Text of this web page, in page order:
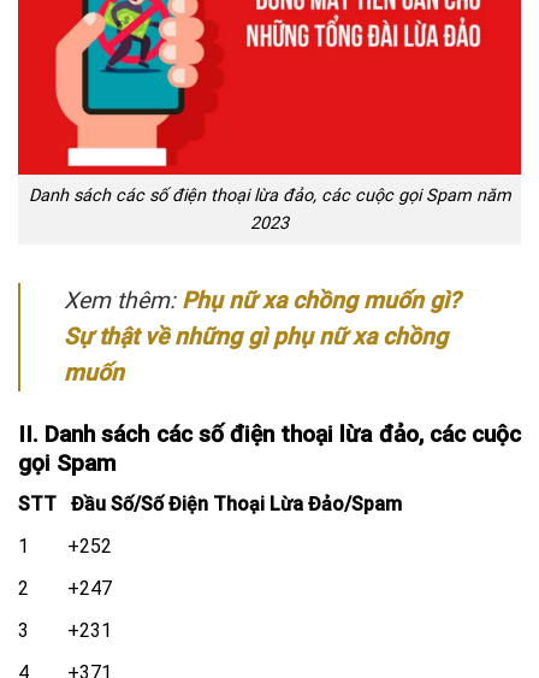
Danh sách các số điện thoại lừa đảo, các cuộc gọi Spam năm
2023
Xem thêm: Phụ nữ xa chồng muốn gì?
Sự thật về những gì phụ nữ xa chồng
muốn
II. Danh sách các số điện thoại lừa đảo, các cuộc
gọi Spam
STT
Đầu Số/Số Điện Thoại Lừa Đảo/Spam
1 +252
2 +247
3 +231
4 +371